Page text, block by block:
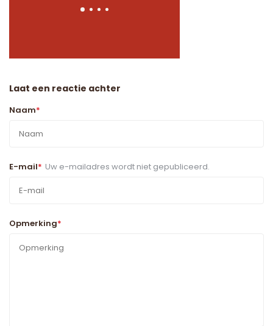
Laat een reactie achter
Naam*
E-mail* Uw e-mailadres wordt niet gepubliceerd.
Opmerking*